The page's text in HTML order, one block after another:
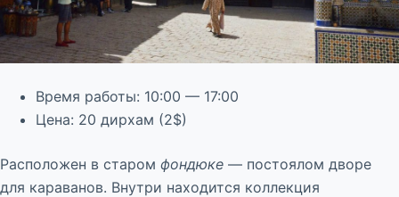
Время работы: 10:00 — 17:00
Цена: 20 дирхам (2$)
Расположен в старом фондюке — постоялом дворе
для караванов. Внутри находится коллекция